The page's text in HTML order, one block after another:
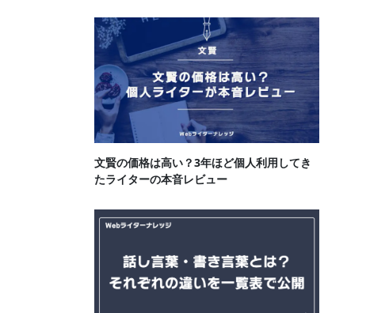
文賢の価格は高い？3年ほど個人利用してき
たライターの本音レビュー